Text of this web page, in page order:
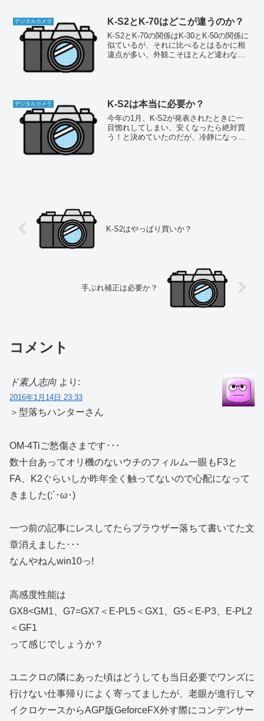
デジタルカメラ K-S2とK-70はどこが違うのか？
K-S2とK-70の関係はK-30とK-50の関係に
似ているが、それに比べるとはるかに相
違点が多い。外観こそほとんど違わない
デジタルカメラ K-S2は本当に必要か？
今年の1月、K-S2が発表されたときに一
目惚れしてしまい、安くなったら絶対買
う！と決めていたのだが、冷静になって
K-S2はやっぱり買いか？
手ぶれ補正は必要か？
コメント
ド素人志向 より:
2016年1月14日 23:33
＞型落ちハンターさん
OM-4Tiご愁傷さまです･･･
数十台あってオリ機のないウチのフィルム一眼もF3と
FA、K2ぐらいしか昨年全く触ってないので心配になって
きました(;´･ω･)
一つ前の記事にレスしてたらブラウザー落ちて書いてた文
章消えました･･･
なんやねんwin10っ!
高感度性能は
GX8<GM1、G7=GX7＜E-PL5＜GX1、G5＜E-P3、E-PL2
＜GF1
って感じでしょうか？
ユニクロの隣にあった頃はどうしても当日必要でワンズに
行けない仕事帰りによく寄ってましたが、老眼が進行しマ
イクロケースからAGP版GeforceFX外す際にコンデンサー